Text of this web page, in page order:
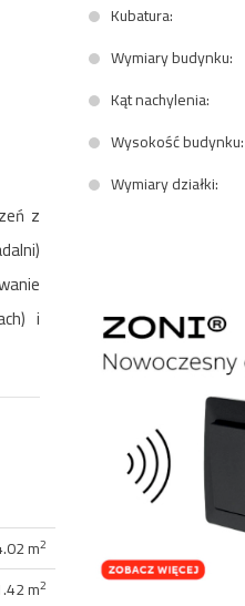
z
i
m2
m2
Kubatura:
Wymiary budynku:
Kąt nachylenia:
Wysokość budynku:
Wymiary działki: